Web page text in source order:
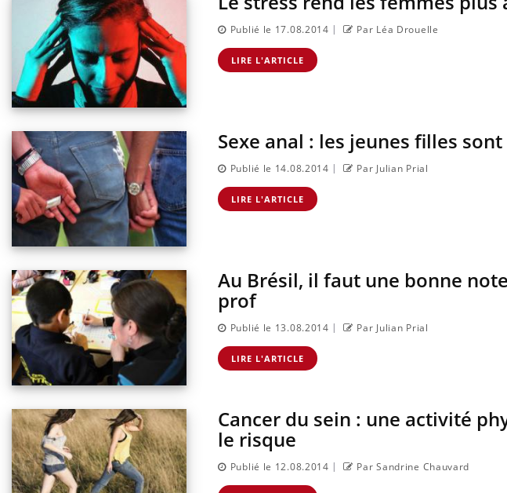
Publié le 17.08.2014 | Par Léa Drouelle
LIRE L'ARTICLE
Sexe anal : les jeunes filles
Publié le 14.08.2014 | Par Julian Prial
LIRE L'ARTICLE
Au Brésil, il faut une bonne
prof
Publié le 13.08.2014 | Par Julian Prial
LIRE L'ARTICLE
Cancer du sein : une activité
le risque
Publié le 12.08.2014 | Par Sandrine Chauvard
sur la maladie d'un proche c'est montrer ...
carence en fer sont multiples ce